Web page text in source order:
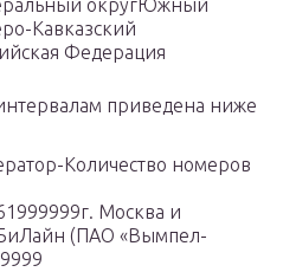
округЮжный
Кавказский
Федерация
приведена ниже
Количество номеров
Москва и
(ПАО «Вымпел-